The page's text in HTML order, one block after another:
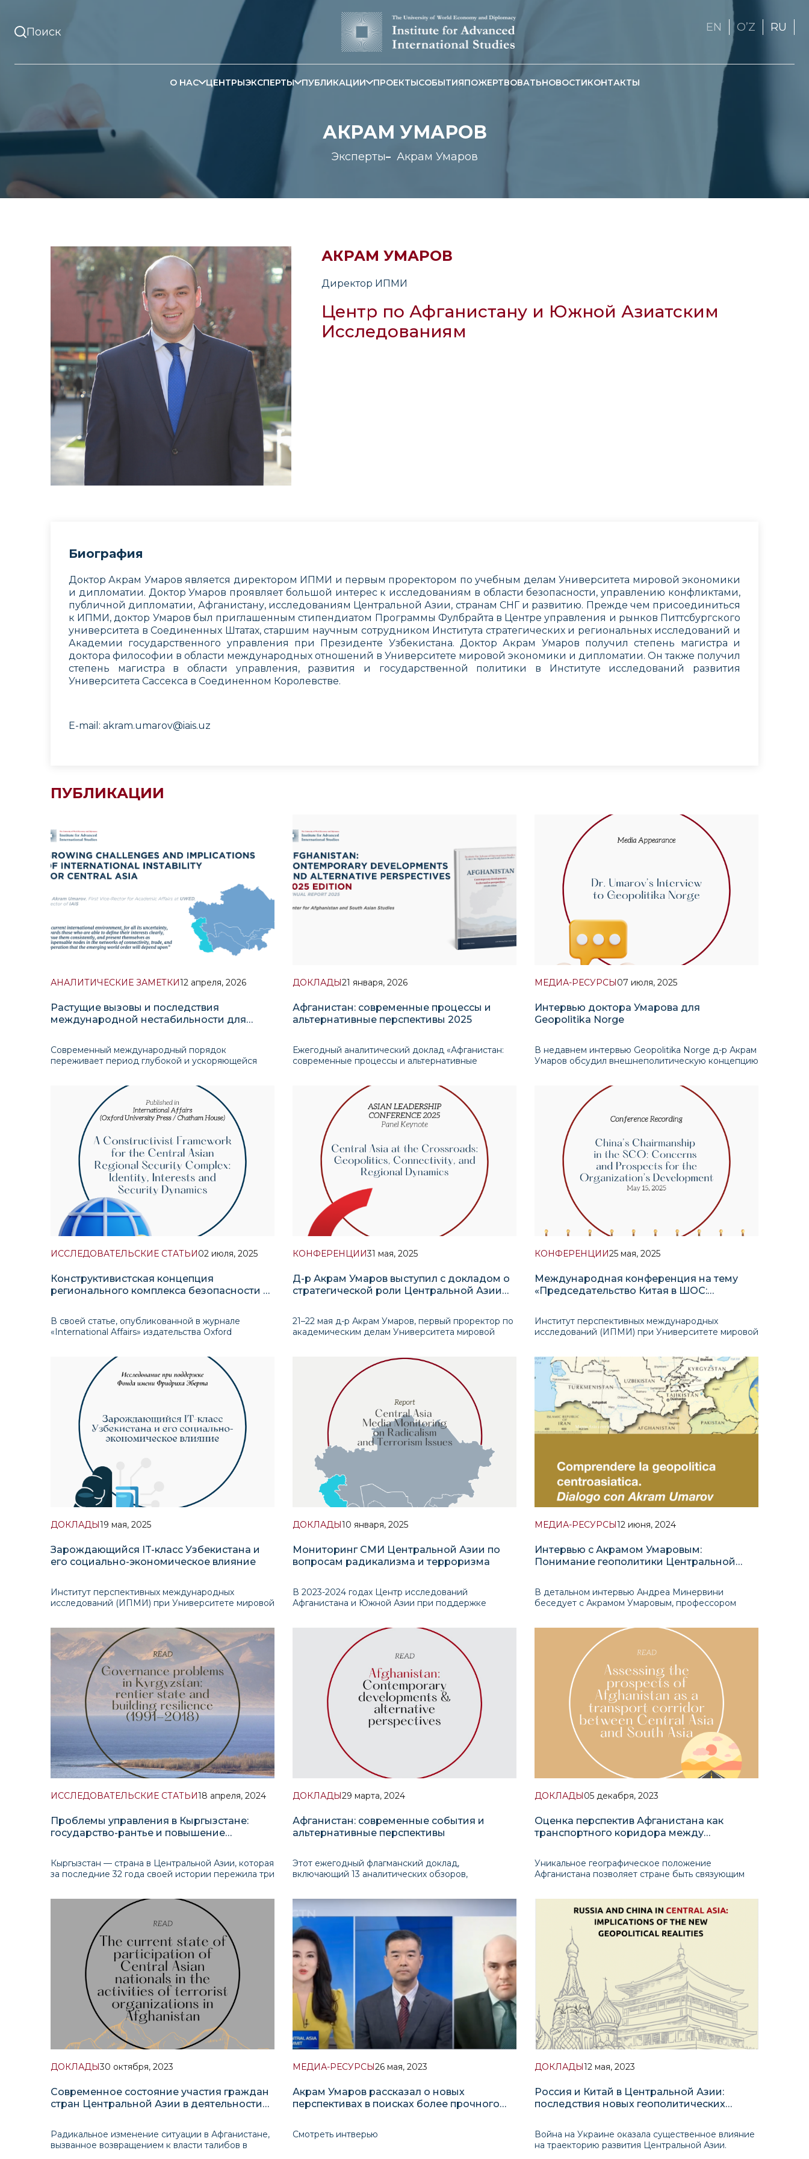
EN OʼZ RU
О НАС ЦЕНТРЫЭКСПЕРТЫ ПУБЛИКАЦИИ ПРОЕКТЫСОБЫТИЯПОЖЕРТВОВАТЬНОВОСТИКОНТАКТЫ
АКРАМ УМАРОВ
Эксперты Акрам Умаров
АКРАМ УМАРОВ
Директор ИПМИ
Центр по Афганистану и Южной Азиатским
Исследованиям
Биография
Доктор Акрам Умаров является директором ИПМИ и первым проректором по учебным делам Университета мировой экономики
и дипломатии. Доктор Умаров проявляет большой интерес к исследованиям в области безопасности, управлению конфликтами,
публичной дипломатии, Афганистану, исследованиям Центральной Азии, странам СНГ и развитию. Прежде чем присоединиться
к ИПМИ, доктор Умаров был приглашенным стипендиатом Программы Фулбрайта в Центре управления и рынков Питтсбургского
университета в Соединенных Штатах, старшим научным сотрудником Института стратегических и региональных исследований и
Академии государственного управления при Президенте Узбекистана. Доктор Акрам Умаров получил степень магистра и
доктора философии в области международных отношений в Университете мировой экономики и дипломатии. Он также получил
степень магистра в области управления, развития и государственной политики в Институте исследований развития
Университета Сассекса в Соединенном Королевстве.
E-mail: akram.umarov@iais.uz
ПУБЛИКАЦИИ
АНАЛИТИЧЕСКИЕ ЗАМЕТКИ12 апреля, 2026
Растущие вызовы и последствия
международной нестабильности для
Современный международный порядок
переживает период глубокой и ускоряющейся
многосторонних институтов меняют глобальный
стратегический ландшафт таким образом, что это
затрагивает даже регионы, ге
ДОКЛАДЫ 21 января, 2026
Афганистан: современные процессы и
альтернативные перспективы 2025
Ежегодный аналитический доклад «Афганистан:
современные процессы и альтернативные
Института перспективных международных
исследований (ИПМИ), представляет собой
прикладно
МЕДИА-РЕСУРСЫ 07 июля, 2025
Интервью доктора Умарова для
Geopolitika Norge
В недавнем интервью Geopolitika Norge д-р Акрам
Умаров обсудил внешнеполитическую концепцию
сотрудничества. Он подчеркнул растущую роль
Узбекистана как регионального связующего звена
ИССЛЕДОВАТЕЛЬСКИЕ СТАТЬИ 02 июля, 2025
Конструктивистская концепция
регионального комплекса безопасности в
интересы и динамика безопасности
В своей статье, опубликованной в журнале
«International Affairs» издательства Oxford
нового регионального комплекса
КОНФЕРЕНЦИИ31 мая, 2025
Д-р Акрам Умаров выступил с докладом о
стратегической роли Центральной Азии
Сеуле
21–22 мая д-р Акрам Умаров, первый проректор по
академическим делам Университета мировой
исследований (ИПМИ), принял участие в
престижной Азиатской конференции лидеров
КОНФЕРЕНЦИИ25 мая, 2025
Международная конференция на тему
«Председательство Китая в ШОС:
организации»
Институт перспективных международных
исследований (ИПМИ) при Университете мировой
общественных наук и Фуданьским университетом
провели международную онлайн-конференцию
«Председательство Китая в ШОС: Проблемы и
перспек
ДОКЛАДЫ 19 мая, 2025
Зарождающийся IT-класс Узбекистана и
его социально-экономическое влияние
Институт перспективных международных
исследований (ИПМИ) при Университете мировой
Эберта в Центральной Азии в 2023–2024 гг.
реализовал исследовательский проект,
посвящённый изучению новой социальной
ДОКЛАДЫ 10 января, 2025
Мониторинг СМИ Центральной Азии по
вопросам радикализма и терроризма
В 2023-2024 годах Центр исследований
Афганистана и Южной Азии при поддержке
университет, Сингапур) провел детальное
исследование, чтобы проанализировать распростр
МЕДИА-РЕСУРСЫ 12 июня, 2024
Интервью с Акрамом Умаровым:
Понимание геополитики Центральной
В детальном интервью Андреа Минервини
беседует с Акрамом Умаровым, профессором
Центральной Азии на международной арене.
Профессор Умаров проливает свет на
стратегическое значение региона,
геополитическую дин
ИССЛЕДОВАТЕЛЬСКИЕ СТАТЬИ18 апреля, 2024
Проблемы управления в Кыргызстане:
государство-рантье и повышение
Кыргызстан — страна в Центральной Азии, которая
за последние 32 года своей истории пережила три
премьер-министров. После обретения
независимости в 1991 году Кыргызстан столкнулся
с комплексом социально-экономич
ДОКЛАДЫ 29 марта, 2024
Афганистан: современные события и
альтернативные перспективы
Этот ежегодный флагманский доклад,
включающий 13 аналитических обзоров,
тематическим и региональным подходам.
Очевидно, что быстрый приход Талибана к власти
в августе 2021
ДОКЛАДЫ 05 декабря, 2023
Оценка перспектив Афганистана как
транспортного коридора между
Уникальное географическое положение
Афганистана позволяет стране быть связующим
двадцать лет, во время правления Хамида Карзая
и Ашрафа Гани, такой потенциал фактически не
был реализован. Во многом это рассматривалось
ДОКЛАДЫ30 октября, 2023
Современное состояние участия граждан
стран Центральной Азии в деятельности
Афганистане
Радикальное изменение ситуации в Афганистане,
вызванное возвращением к власти талибов в
МЕДИА-РЕСУРСЫ 26 мая, 2023
Акрам Умаров рассказал о новых
перспективах в поисках более прочного
Китай-Центральная Азия в Сиане 18-19 мая
2023 года. Для Asia Today, CGTN.
Смотреть интверью
ДОКЛАДЫ 12 мая, 2023
Россия и Китай в Центральной Азии:
последствия новых геополитических
Война на Украине оказала существенное влияние
на траекторию развития Центральной Азии.